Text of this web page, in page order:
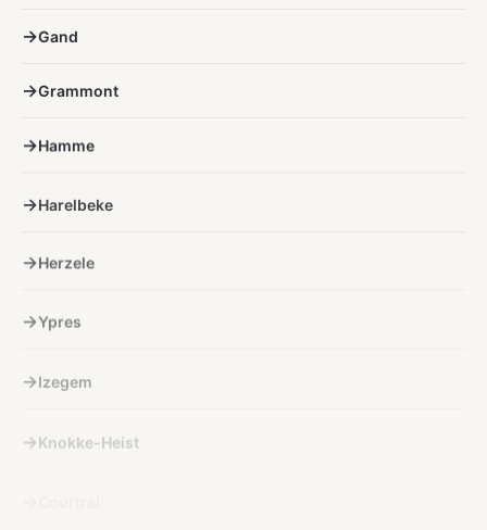
Gand
Grammont
Hamme
Harelbeke
Herzele